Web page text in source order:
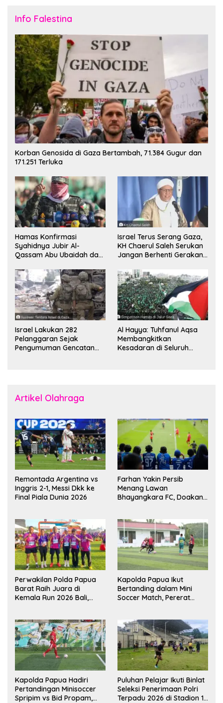
Info Falestina
Korban Genosida di Gaza Bertambah, 71.384 Gugur dan
171.251 Terluka
Hamas Konfirmasi
Syahidnya Jubir Al-
Qassam Abu Ubaidah dan
Sinwar
Israel Terus Serang Gaza,
KH Chaerul Saleh Serukan
Jangan Berhenti Gerakan
Israel Lakukan 282
Pelanggaran Sejak
Pengumuman Gencatan
Al Hayya: Tuhfanul Aqsa
Membangkitkan
Kesadaran di Seluruh
Artikel Olahraga
Remontada Argentina vs
Inggris 2-1, Messi Dkk ke
Final Piala Dunia 2026
Farhan Yakin Persib
Menang Lawan
Bhayangkara FC, Doakan
Perwakilan Polda Papua
Barat Raih Juara di
Kemala Run 2026 Bali,
Kapolda Papua Ikut
Bertanding dalam Mini
Soccer Match, Pererat
Kapolda Papua Hadiri
Pertandingan Minisoccer
Spripim vs Bid Propam,
Puluhan Pelajar Ikuti Binlat
Seleksi Penerimaan Polri
Terpadu 2026 di Stadion 16